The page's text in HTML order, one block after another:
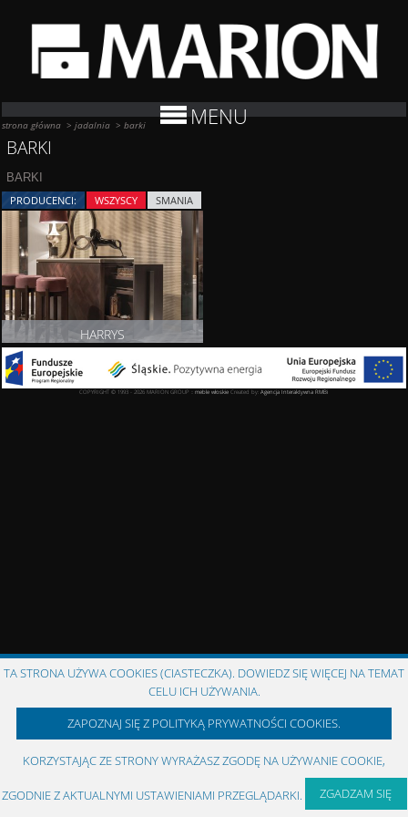
MENU
strona główna >jadalnia >barki
BARKI
BARKI
PRODUCENCI:
WSZYSCY SMANIA
HARRYS
ZOBACZ PRODUKT
COPYRIGHT © 1993 - 2026 MARION GROUP ::meble włoskieCreated by:Agencja Interaktywna RMBi
TA STRONA UŻYWA COOKIES (CIASTECZKA). DOWIEDZ SIĘ WIĘCEJ NA TEMAT
CELU ICH UŻYWANIA.
ZAPOZNAJ SIĘ Z POLITYKĄ PRYWATNOŚCI COOKIES.
KORZYSTAJĄC ZE STRONY WYRAŻASZ ZGODĘ NA UŻYWANIE COOKIE,
ZGODNIE Z AKTUALNYMI USTAWIENIAMI PRZEGLĄDARKI. ZGADZAM SIĘ